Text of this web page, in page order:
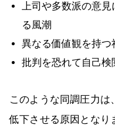
上司や多数派の意
る風潮
異なる価値観を持
批判を恐れて自己
このような同調圧力は
低下させる原因となり